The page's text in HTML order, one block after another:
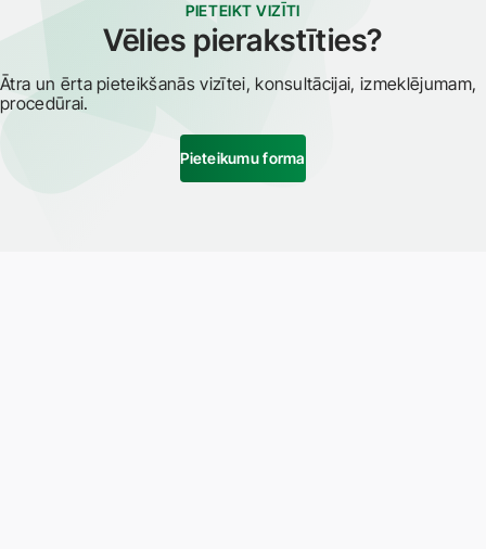
PIETEIKT VIZĪTI
Vēlies pierakstīties?
Ātra un ērta pieteikšanās vizītei, konsultācijai, izmeklējumam,
procedūrai.
Pieteikumu forma